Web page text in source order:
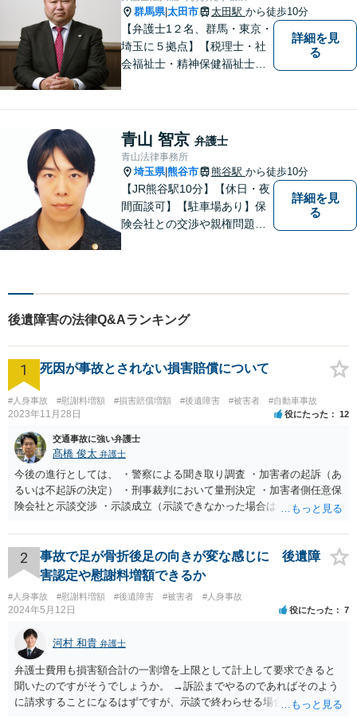
群馬県|太田市 太田駅 から徒歩10分
【弁護士1２名、群馬・東京・
埼玉に５拠点】【税理士・社
会福祉士・精神保健福祉士が
能】
詳細を見
る
青山 智京 弁護士
青山法律事務所
埼玉県|熊谷市 熊谷駅 から徒歩10分
【JR熊谷駅10分】【休日・夜
間面談可】【駐車場あり】保
険会社との交渉や親権問題、
が高い」と感じる方も、まず
はお気持ちをお聞かせくださ
い。
詳細を見
る
後遺障害の法律Q&Aランキング
1 死因が事故とされない損害賠償について
#人身事故 #慰謝料増額 #損害賠償増額 #後遺障害 #被害者 #自動車事故
2023年11月28日 役にたった 12
交通事故に強い弁護士
髙橋 俊太 弁護士
今後の進行としては、 ・警察による聞き取り調査 ・加害者の起訴（あ
るいは不起訴の決定） ・刑事裁判において量刑決定 ・加害者側任意保
険会社と示談交渉 ・示談成立（示談できなかった場合は裁判） となり
加害者に対する処罰感情など尋ねられるはずですので、率直にお答え
になるとよいと思います。
2
事故で足が骨折後足の向きが変な感じに 後遺障
害認定や慰謝料増額できるか
#人身事故 #慰謝料増額 #後遺障害 #被害者 #人身事故
2024年5月12日 役にたった 7
河村 和貴 弁護士
弁護士費用も損害額合計の一割増を上限として計上して要求できると
聞いたのですがそうでしょうか。 →訴訟までやるのであればそのよう
に請求することになるはずですが、示談で終わらせる場合には、そこ